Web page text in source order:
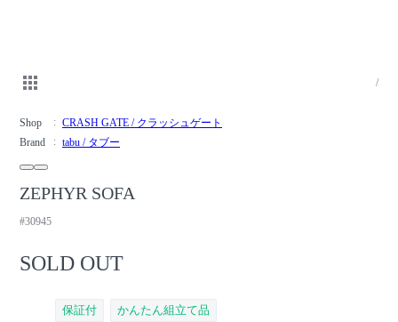
/
Shop
CRASH GATE / クラッシュゲート
Brand
tabu / タブー
ZEPHYR SOFA
#30945
SOLD OUT
保証付 かんたん組立て品